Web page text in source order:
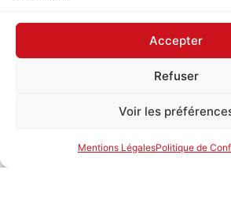
Accepter
Refuser
Voir les
Mentions LégalesPolitique de
BOIS ET